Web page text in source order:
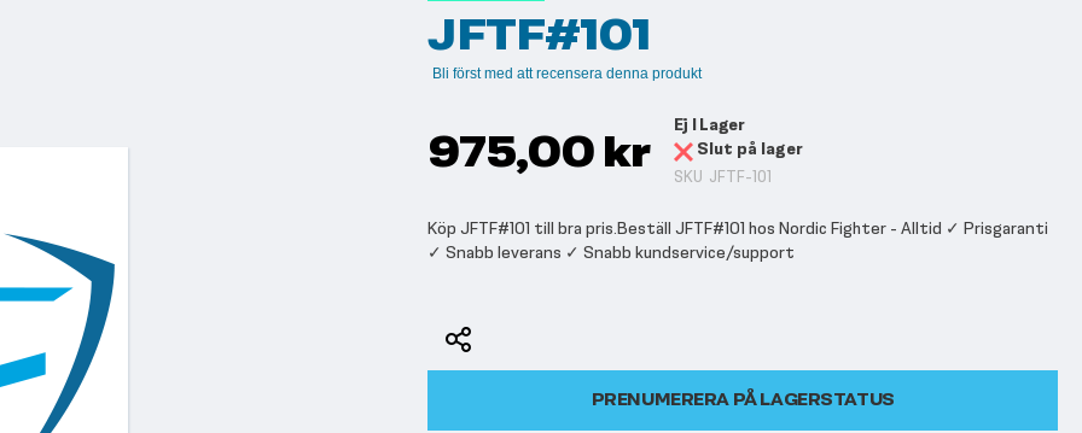
JFTF#101
Bli först med att recensera denna produkt
975,00 kr
Ej I Lager
Slut på lager
SKU JFTF-101
Köp JFTF#101 till bra pris.Beställ JFTF#101 hos Nordic Fighter - Alltid ✓ Prisgaranti
✓ Snabb leverans ✓ Snabb kundservice/support
PRENUMERERA PÅ LAGERSTATUS